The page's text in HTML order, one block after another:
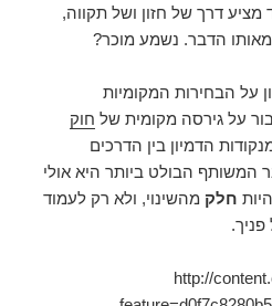
דרך של חזון ושל תקווה,
הדבר. נשמע מוכר?
על הבחירות המקומיות
על גירסה מקומית של חוק
הדמיון בין הדרכים
המשותף הבולט ביותר היא אולי
חלק מהשינוי, ולא רק לעמוד